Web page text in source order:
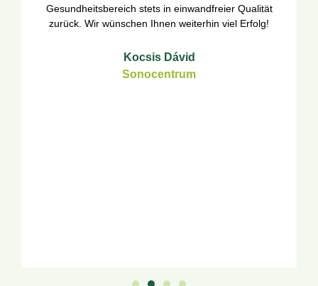
Gesundheitsbereich stets in einwandfreier Qualität
zurück. Wir wünschen Ihnen weiterhin viel Erfolg!
Kocsis Dávid
Sonocentrum